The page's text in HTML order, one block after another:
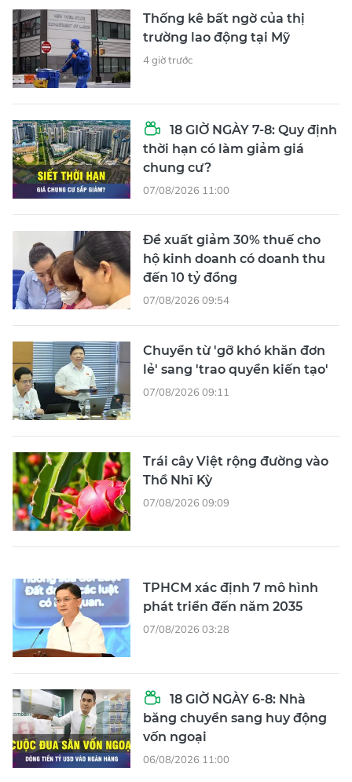
Thống kê bất ngờ của thị
trường lao động tại Mỹ
4 giờ trước
18 GIỜ NGÀY 7-8: Quy định
thời hạn có làm giảm giá
chung cư?
07/08/2026 11:00
Đề xuất giảm 30% thuế cho
hộ kinh doanh có doanh thu
đến 10 tỷ đồng
07/08/2026 09:54
Chuyển từ 'gỡ khó khăn đơn
lẻ' sang 'trao quyền kiến tạo'
07/08/2026 09:11
Trái cây Việt rộng đường vào
Thổ Nhĩ Kỳ
07/08/2026 09:09
TPHCM xác định 7 mô hình
phát triển đến năm 2035
07/08/2026 03:28
18 GIỜ NGÀY 6-8: Nhà
băng chuyển sang huy động
vốn ngoại
06/08/2026 11:00